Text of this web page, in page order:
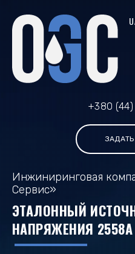
+380
Инжиниринговая
Сервис»
ЭТАЛОННЫЙ
НАПРЯЖЕНИЯ 2558А